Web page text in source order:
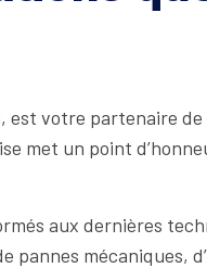
votre partenaire
met un point
aux dernières
mécaniques,